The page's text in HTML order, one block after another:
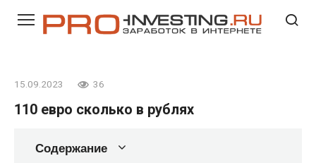
15.09.2023 36
110 евро сколько в рублях
Содержание